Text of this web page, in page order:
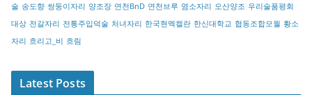
술 송도향 쌍둥이자리 양조장 연천BnD 연천브루 염소자리 오산양조 우리술품평회
대상 전갈자리 전통주입덕술 처녀자리 한국현멕켈란 한신대학교 협동조합모월 황소
자리 흐리고_비 흐림
Latest Posts